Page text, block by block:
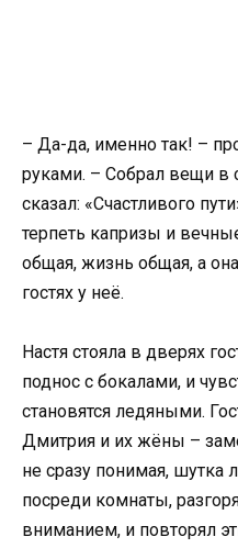
– Да-да, именно так! –
руками. – Собрал вещи в
сказал: «Счастливого
терпеть капризы и
общая, жизнь общая, а
гостях у неё.
Настя стояла в дверях
поднос с бокалами, и
становятся ледяными.
Дмитрия и их жёны –
не сразу понимая, шутка
посреди комнаты,
вниманием, и повторял